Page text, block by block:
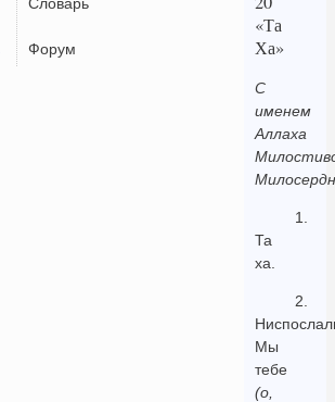
Форум
«Та
Ха»
С
именем
Аллаха
1.
Та
ха.
2.
Мы
тебе
(о,